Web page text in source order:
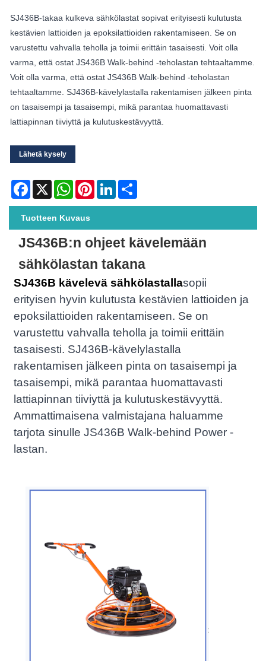
SJ436B-takaa kulkeva sähkölastat sopivat erityisesti kulutusta
kestävien lattioiden ja epoksilattioiden rakentamiseen. Se on
varustettu vahvalla teholla ja toimii erittäin tasaisesti. Voit olla
varma, että ostat JS436B Walk-behind -teholastan tehtaaltamme.
Voit olla varma, että ostat JS436B Walk-behind -teholastan
tehtaaltamme. SJ436B-kävelylastalla rakentamisen jälkeen pinta
on tasaisempi ja tasaisempi, mikä parantaa huomattavasti
lattiapinnan tiiviyttä ja kulutuskestävyyttä.
Lähetä kysely
Facebook
X WhatsAppPinterestLinkedIn
Tuotteen Kuvaus
JS436B:n ohjeet kävelemään
sähkölastan takana
SJ436B kävelevä sähkölastallasopii
erityisen hyvin kulutusta kestävien lattioiden ja
epoksilattioiden rakentamiseen. Se on
varustettu vahvalla teholla ja toimii erittäin
tasaisesti. SJ436B-kävelylastalla
rakentamisen jälkeen pinta on tasaisempi ja
tasaisempi, mikä parantaa huomattavasti
lattiapinnan tiiviyttä ja kulutuskestävyyttä.
Ammattimaisena valmistajana haluamme
tarjota sinulle JS436B Walk-behind Power -
lastan.